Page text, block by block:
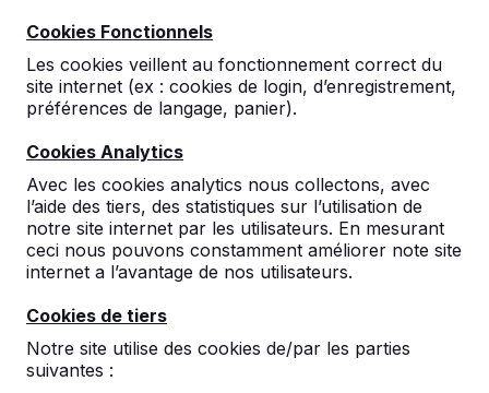
Cookies Fonctionnels
Les cookies veillent au fonctionnement correct du
site internet (ex : cookies de login, d’enregistrement,
préférences de langage, panier).
Cookies Analytics
Avec les cookies analytics nous collectons, avec
l’aide des tiers, des statistiques sur l’utilisation de
notre site internet par les utilisateurs. En mesurant
ceci nous pouvons constamment améliorer note site
internet a l’avantage de nos utilisateurs.
Cookies de tiers
Notre site utilise des cookies de/par les parties
suivantes :
Table Multi-jeux (1-1-1)
DeLuxe
5reviews
€ 3.050,00hors TVA
2ème produit et suivants€ 2.900,00la pièce,
économisez